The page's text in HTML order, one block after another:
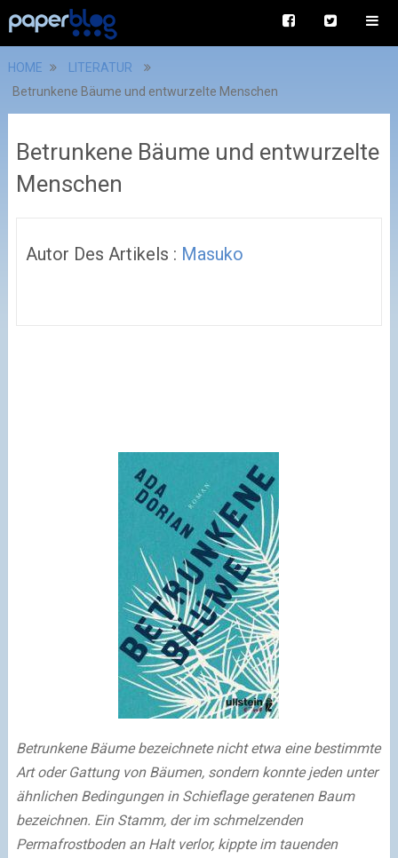
HOME
LITERATUR
Betrunkene Bäume und entwurzelte Menschen
Betrunkene Bäume und entwurzelte
Menschen
Autor Des Artikels : Masuko
Betrunkene Bäume bezeichnete nicht etwa eine bestimmte
Art oder Gattung von Bäumen, sondern konnte jeden unter
ähnlichen Bedingungen in Schieflage geratenen Baum
bezeichnen. Ein Stamm, der im schmelzenden
Permafrostboden an Halt verlor, kippte im tauenden